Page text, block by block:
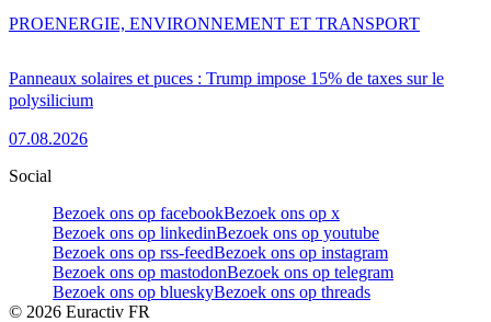
Panneaux solaires et puces : Trump impose 15% de taxes sur le
polysilicium
07.08.2026
PROENERGIE, ENVIRONNEMENT ET TRANSPORT
Social
Bezoek ons op facebookBezoek ons op x
Bezoek ons op linkedinBezoek ons op youtube
Bezoek ons op rss-feedBezoek ons op instagram
Bezoek ons op mastodonBezoek ons op telegram
Bezoek ons op blueskyBezoek ons op threads
© 2026 Euractiv FR